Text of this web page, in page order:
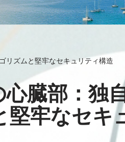
リズムと堅牢なセキュリティ構造
臓部：独
牢なセキ